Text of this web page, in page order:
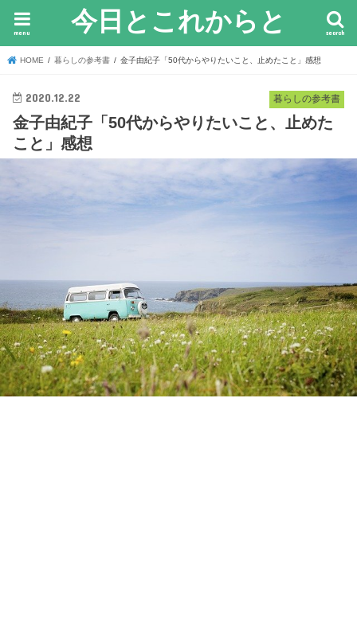
今日とこれからと search
menu
HOME 暮らしの参考書 金子由紀子「50代からやりたいこと、止めたこと」感想
暮らしの参考書
2020.12.22
金子由紀子「50代からやりたいこと、止めた
こと」感想